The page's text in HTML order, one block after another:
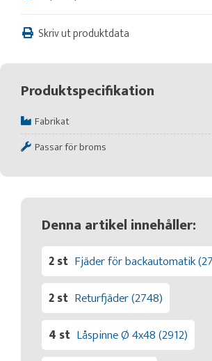
Skriv ut produktdata
Produktspecifikation
Fabrikat
Passar för broms
Denna artikel innehåller:
2 st Fjäder för backautomatik
2 st Returfjäder (2748)
4 st Låspinne Ø 4x48 (2912)